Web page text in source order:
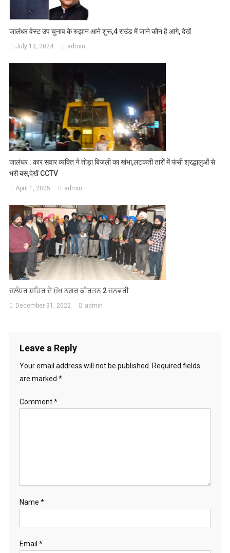
जालंधर वेस्ट उप चुनाव के रुझान आने शुरू,4 राउंड में जाने कौन है आगे, देखें
July 13, 2024 admin
जालंधर : कार सवार व्यक्ति ने तोड़ा बिजली का खंभा,लटकती तारों में फंसी श्रद्धालुओं से
भरी बस,देखें CCTV
April 1, 2025 admin
ਜਲੰਧਰ ਸ਼ਹਿਰ ਦੇ ਮੁੱਖ ਨਗਰ ਕੀਰਤਨ 2 ਜਨਵਰੀ
December 31, 2022 admin
Leave a Reply
Your email address will not be published.
Required fields
are marked *
Comment*
Name *
Email *